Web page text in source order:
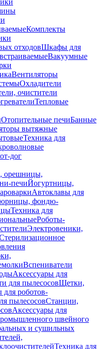
Комплекты
отходовШкафы для
Вакуумные
Вентиляторы
Охладители
очистители
Тепловые
Отопительные печиБанные
вытяжные
Техника для
дог
орешницы,
печиЙогуртницы,
Автоклавы для
фондю-
Техника для
Роботы-
Электровеники,
Вспениватели
Аксессуары для
для пылесосовЩетки,
для роботов-
пылесосовСтанции,
Аксессуары для
швейного
и сушильных
Техника для